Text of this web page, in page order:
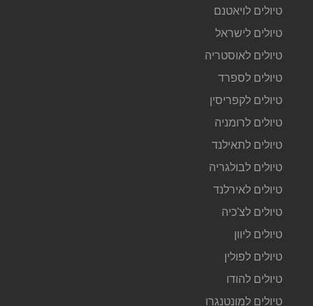
טיולים לויאטנם
טיולים לישראל
טיולים לאוסטריה
טיולים לספרד
טיולים לקפריסין
טיולים לרומניה
טיולים לתאילנד
טיולים לבולגריה
טיולים לאירלנד
טיולים לצ'כיה
טיולים ליוון
טיולים לפולין
טיולים להודו
טיולים למונטנגרו